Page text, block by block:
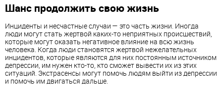
Шанс продолжить свою жизнь
Инциденты и несчастные случаи — это часть жизни. Иногда
люди могут стать жертвой каких-то неприятных происшествий,
которые могут оказать негативное влияние на всю жизнь
человека. Когда люди становятся жертвой нежелательных
инцидентов, которые являются для них постоянным источником
депрессии, им нужен кто-то, кто сможет вывести их из этих
ситуаций. Экстрасенсы могут помочь людям выйти из депрессии
и помочь им двигаться дальше.